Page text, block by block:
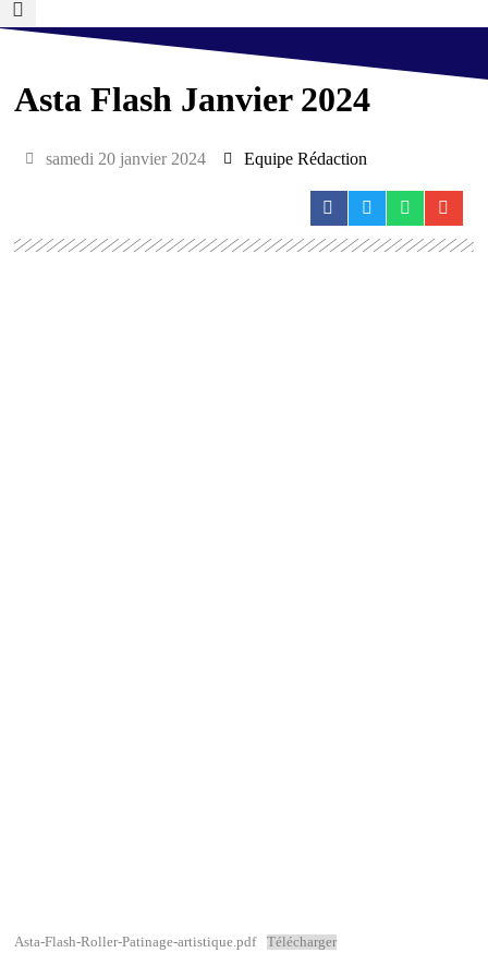
Asta Flash Janvier 2024
samedi 20 janvier 2024 Equipe Rédaction
Asta-Flash-Roller-Patinage-artistique.pdf Télécharger